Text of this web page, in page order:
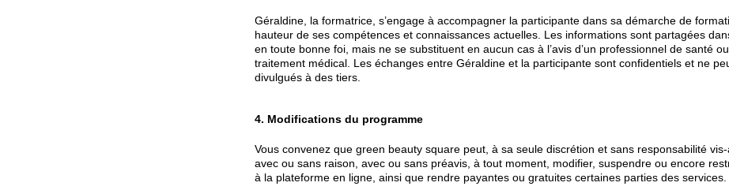
Géraldine, la formatrice, s’engage à accompagner la participante dans sa démarche de
hauteur de ses compétences et connaissances actuelles. Les informations sont partagées
en toute bonne foi, mais ne se substituent en aucun cas à l’avis d’un professionnel de santé
traitement médical. Les échanges entre Géraldine et la participante sont confidentiels et ne
divulgués à des tiers.
4. Modifications du programme
Vous convenez que green beauty square peut, à sa seule discrétion et sans responsabilité vis-
avec ou sans raison, avec ou sans préavis, à tout moment, modifier, suspendre ou encore
à la plateforme en ligne, ainsi que rendre payantes ou gratuites certaines parties des services.